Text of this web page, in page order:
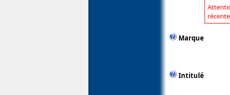
Marque
Intitulé